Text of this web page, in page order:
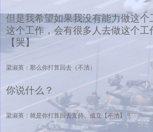
但是我希望如果我没有能力做这
这个工作，会有很多人去做这个工
【哭】
梁淑英：那么你打算回去（不清）
你说什么？
梁淑英：就是你打算回去支持、成立【不清】？